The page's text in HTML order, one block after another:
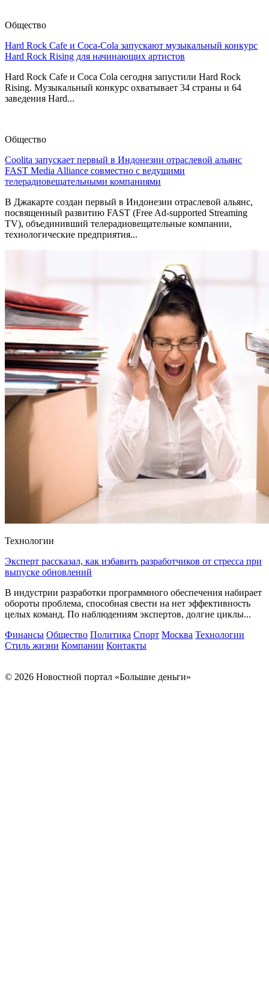
Общество
Hard Rock Cafe и Coca-Cola запускают музыкальный конкурс
Hard Rock Rising для начинающих артистов
Hard Rock Cafe и Coca Cola сегодня запустили Hard Rock
Rising. Музыкальный конкурс охватывает 34 страны и 64
заведения Hard...
Общество
Coolita запускает первый в Индонезии отраслевой альянс
FAST Media Alliance совместно с ведущими
телерадиовещательными компаниями
В Джакарте создан первый в Индонезии отраслевой альянс,
посвященный развитию FAST (Free Ad-supported Streaming
TV), объединивший телерадиовещательные компании,
технологические предприятия...
Технологии
Эксперт рассказал, как избавить разработчиков от стресса при
выпуске обновлений
В индустрии разработки программного обеспечения набирает
обороты проблема, способная свести на нет эффективность
целых команд. По наблюдениям экспертов, долгие циклы...
Финансы Общество Политика Спорт Москва Технологии
Стиль жизни Компании Контакты
© 2026 Новостной портал «Большие деньги»